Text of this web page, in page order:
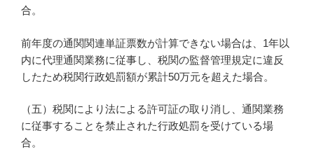
合。
前年度の通関関連単証票数が計算できない場合は、1年以
内に代理通関業務に従事し、税関の監督管理規定に違反
したため税関行政処罰額が累計50万元を超えた場合。
（五）税関により法による許可証の取り消し、通関業務
に従事することを禁止された行政処罰を受けている場
合。